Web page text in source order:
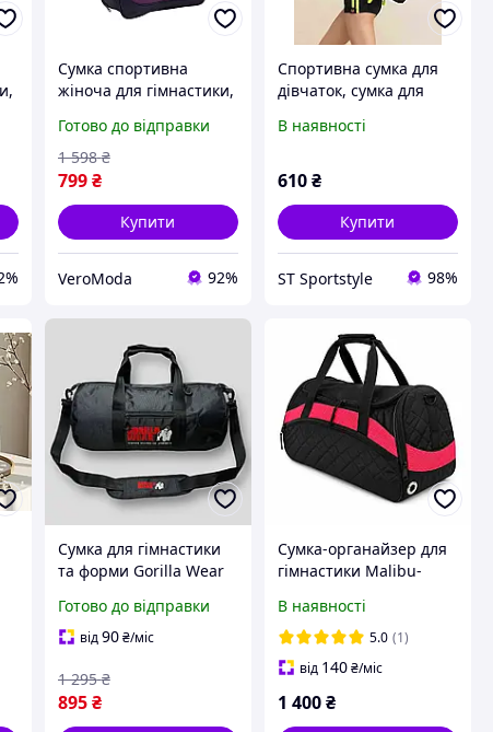
Сумка спортивна
жіноча для гімнастики,
йоги для дівчинки
Сумка дорожня дитяча
Фіолетова
Готово до відправки
799 ₴
1 598 ₴
Купити
VeroModa 92%
Спортивна сумка для
дівчаток, сумка для
В наявності
610₴
Купити
ST Sportstyle 98%
Сумка для гімнастики
та форми Gorilla Wear
Чорна чоловіча торба
тубус Горила Віар у
Готово до відправки
від90 ₴/міс
895 ₴
1 295 ₴
Сумка-органайзер для
гімнастики Malibu-
8в1 (1588201264)
В наявності
5.0 (1)
від 140₴/міс
1 400₴